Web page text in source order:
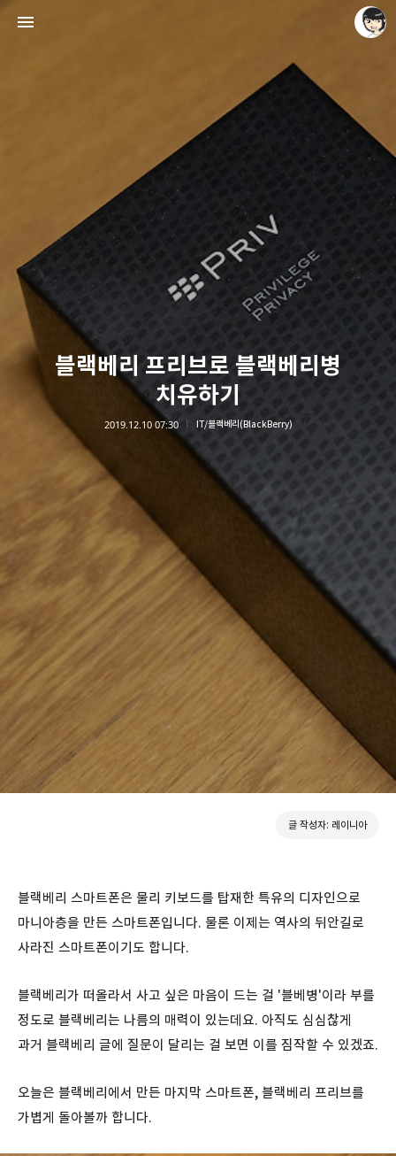
블랙베리 프리브로 블랙베리병
치유하기
2019.12.10 07:30 IT/블랙베리(BlackBerry)
글 작성자: 레이니아
블랙베리 스마트폰은 물리 키보드를 탑재한 특유의 디자인으로
마니아층을 만든 스마트폰입니다. 물론 이제는 역사의 뒤안길로
사라진 스마트폰이기도 합니다.
블랙베리가 떠올라서 사고 싶은 마음이 드는 걸 '블베병'이라 부를
정도로 블랙베리는 나름의 매력이 있는데요. 아직도 심심찮게
과거 블랙베리 글에 질문이 달리는 걸 보면 이를 짐작할 수 있겠죠.
오늘은 블랙베리에서 만든 마지막 스마트폰, 블랙베리 프리브를
가볍게 돌아볼까 합니다.
레이니아
레이니아